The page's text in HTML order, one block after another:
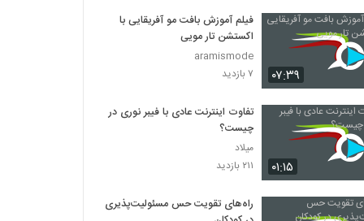
۰۷:۳۹
فیلم آموزش بافت مو آفریقایی با
اکستشن تار مویی
aramismode
۷ بازدید
۰۱:۱۵
تفاوت اینترنت عادی با فیبر نوری در
چیست؟
میلاد
۲۱۱ بازدید
راه‌های تقویت حس مسئولیت‌پذیری